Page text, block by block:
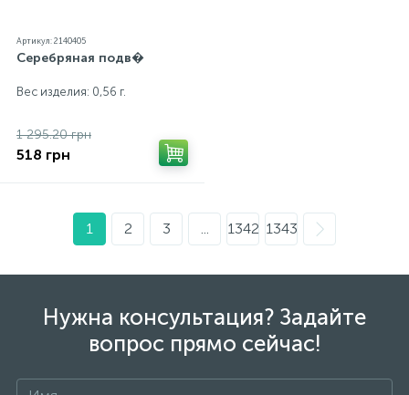
Артикул: 2140405
Серебряная подв�
Вес изделия: 0,56 г.
1 295.20 грн
518 грн
1 2 3 ... 1342 1343
Нужна консультация? Задайте
вопрос прямо сейчас!